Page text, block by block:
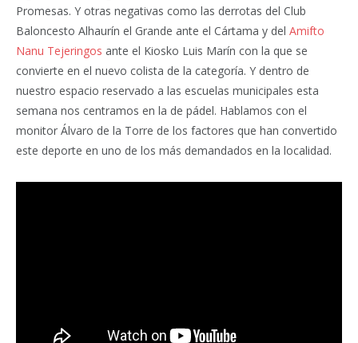
Promesas. Y otras negativas como las derrotas del Club
Baloncesto Alhaurín el Grande ante el Cártama y del Amifto
Nanu Tejeringos ante el Kiosko Luis Marín con la que se
convierte en el nuevo colista de la categoría. Y dentro de
nuestro espacio reservado a las escuelas municipales esta
semana nos centramos en la de pádel. Hablamos con el
monitor Álvaro de la Torre de los factores que han convertido
este deporte en uno de los más demandados en la localidad.